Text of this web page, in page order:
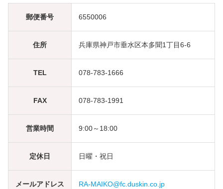
郵便番号 6550006
住所 兵庫県神戸市垂水区本多聞1丁目6-6
TEL 078-783-1666
FAX 078-783-1991
営業時間 9:00～18:00
定休日 日曜・祝日
メールアドレス RA-MAIKO@fc.duskin.co.jp